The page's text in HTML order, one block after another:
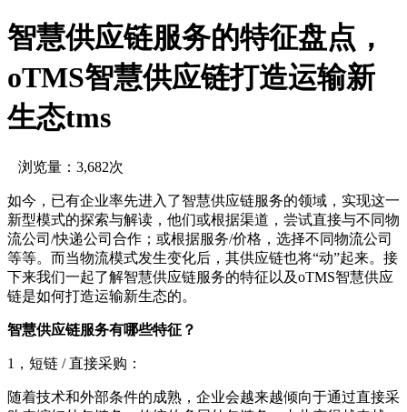
智慧供应链服务的特征盘点，
oTMS智慧供应链打造运输新
生态tms
浏览量：3,682次
如今，已有企业率先进入了智慧供应链服务的领域，实现这一
新型模式的探索与解读，他们或根据渠道，尝试直接与不同物
流公司/快递公司合作；或根据服务/价格，选择不同物流公司
等等。而当物流模式发生变化后，其供应链也将“动”起来。接
下来我们一起了解智慧供应链服务的特征以及oTMS智慧供应
链是如何打造运输新生态的。
智慧供应链服务有哪些特征？
1，短链 / 直接采购：
随着技术和外部条件的成熟，企业会越来越倾向于通过直接采